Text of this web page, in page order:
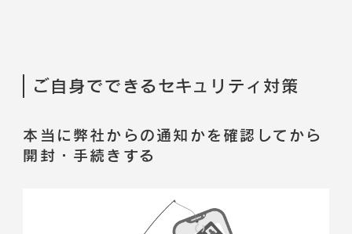
ご自身でできるセキュリティ対策
本当に弊社からの通知かを確認してから
開封・手続きする